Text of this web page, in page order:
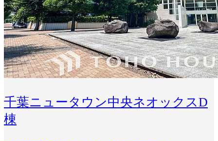
千葉ニュータウン中央ネオックスD
棟